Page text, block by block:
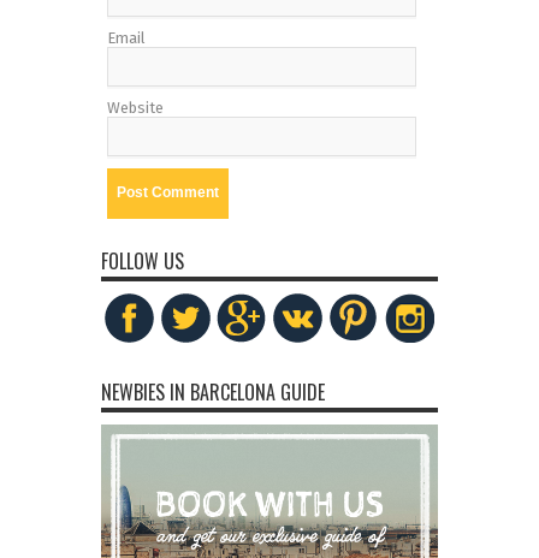
Email
Website
FOLLOW US
NEWBIES IN BARCELONA GUIDE